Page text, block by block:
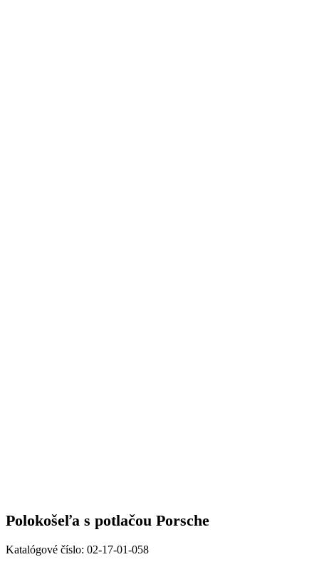
Polokošeľa s potlačou Porsche
Katalógové číslo: 02-17-01-058